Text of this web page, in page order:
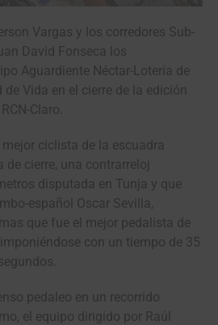
Vargas y los corredores Sub-
David Fonseca los
Aguardiente Néctar-Lotería de
Vida en el cierre de la edición
Claro.
ciclista de la escuadra
cierre, una contrarreloj
disputada en Tunja y que
español Oscar Sevilla,
que fue el mejor pedalista de
con un tiempo de 35
pedaleo en un recorrido
el equipo dirigido por Raúl